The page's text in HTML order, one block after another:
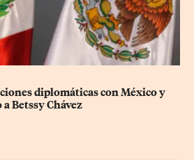
diplomáticas con México y
Betssy Chávez